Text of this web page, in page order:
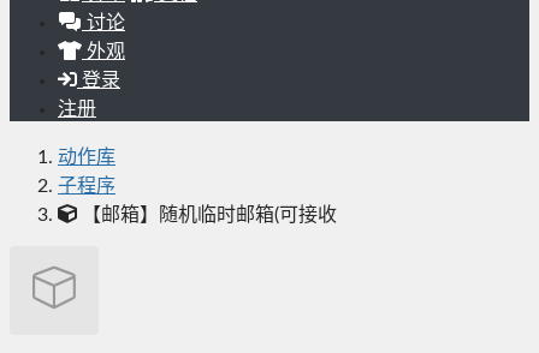
讨论
外观
登录
注册
动作库
子程序
【邮箱】随机临时邮箱(可接收